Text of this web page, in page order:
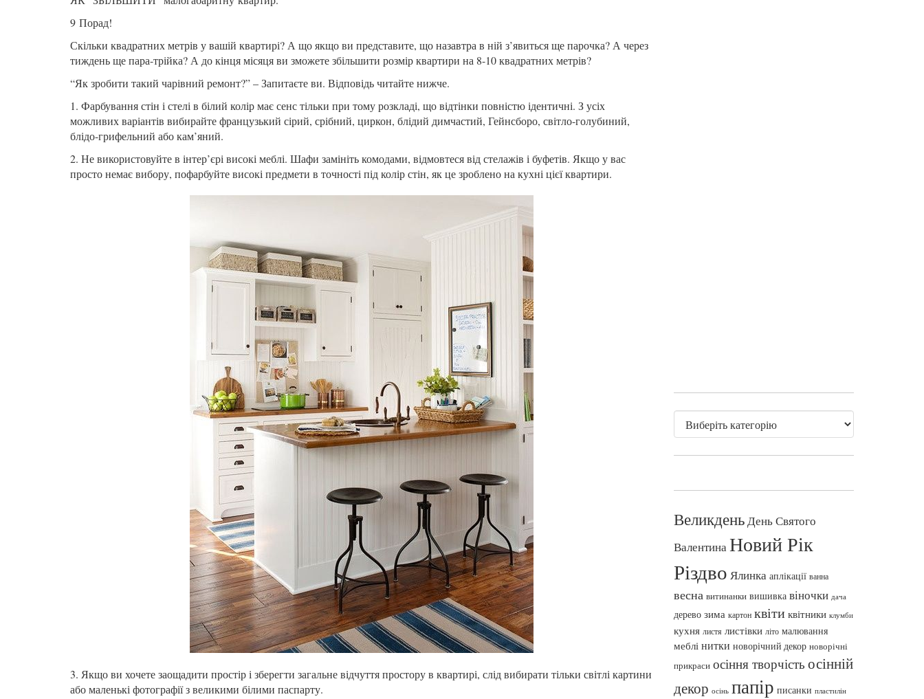
9 Порад!
Скільки квадратних метрів у вашій квартирі? А що якщо ви представите, що назавтра в ній з’явиться ще парочка? А через
тиждень ще пара-трійка? А до кінця місяця ви зможете збільшити розмір квартири на 8-10 квадратних метрів?
“Як зробити такий чарівний ремонт?” – Запитаєте ви. Відповідь читайте нижче.
1. Фарбування стін і стелі в білий колір має сенс тільки при тому розкладі, що відтінки повністю ідентичні. З усіх
можливих варіантів вибирайте французький сірий, срібний, циркон, блідий димчастий, Гейнсборо, світло-голубиний,
блідо-грифельний або кам’яний.
2. Не використовуйте в інтер’єрі високі меблі. Шафи замініть комодами, відмовтеся від стелажів і буфетів. Якщо у вас
просто немає вибору, пофарбуйте високі предмети в точності під колір стін, як це зроблено на кухні цієї квартири.
3. Якщо ви хочете заощадити простір і зберегти загальне відчуття простору в квартирі, слід вибирати тільки світлі картини
або маленькі фотографії з великими білими паспарту.
ВеликденьДень Святого
ВалентинаНовий Рік
Різдво Ялинка аплікації ванна
весна витинанки вишивка віночки дача
дерево зима картон квіти квітники клумби
кухня листя листівки літо малювання
меблі нитки новорічний декор новорічні
прикраси осіння творчість осінній
декор осінь папір писанки пластилін